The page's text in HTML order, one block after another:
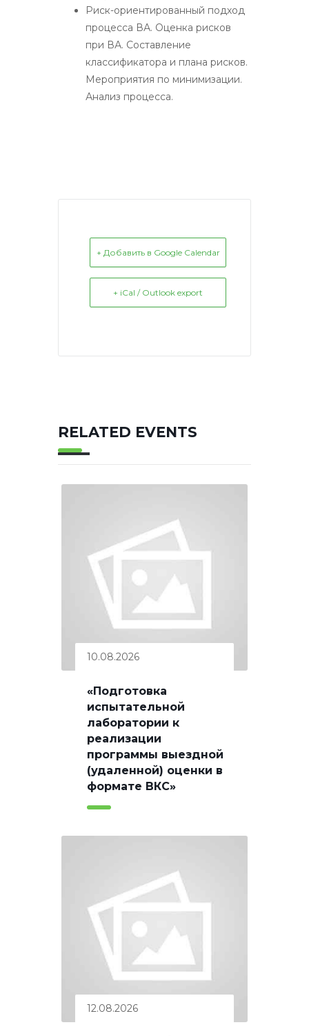
Риск-ориентированный подход
процесса ВА. Оценка рисков
при ВА. Составление
классификатора и плана рисков.
Мероприятия по минимизации.
Анализ процесса.
+ Добавить в Google Calendar
+ iCal / Outlook export
RELATED EVENTS
10.08.2026
«Подготовка
испытательной
лаборатории к
реализации
программы выездной
(удаленной) оценки в
формате ВКС»
12.08.2026